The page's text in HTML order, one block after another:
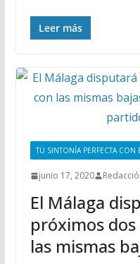
Leer más
TU SINTONÍA PERFECTA CON
junio 17, 2020
El Málaga
próximos
las mismas